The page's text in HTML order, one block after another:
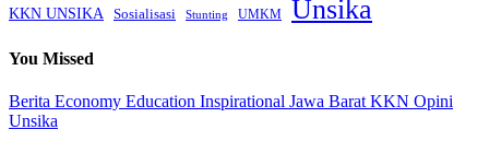
KKN UNSIKA Sosialisasi Stunting UMKM Unsika
You Missed
Berita Economy Education Inspirational Jawa Barat KKN Opini
Unsika